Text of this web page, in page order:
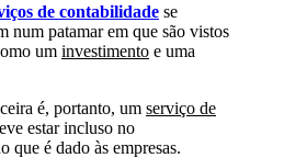
de contabilidade se
num patamar em que são vistos
um investimento e uma
é, portanto, um serviço de
estar incluso no
que é dado às empresas.